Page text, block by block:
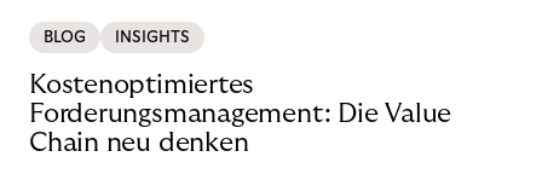
BLOG INSIGHTS
Kostenoptimiertes
Forderungsmanagement: Die Value
Chain neu denken